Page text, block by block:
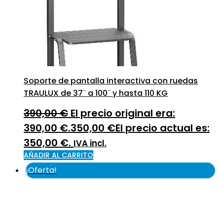
Soporte de pantalla interactiva con ruedas
TRAULUX de 37¨ a 100¨ y hasta 110 KG
390,00€ El precio original era:
390,00 €.350,00 €El precio actual es:
350,00 €. IVA incl.
AÑADIR AL CARRITO
¡Oferta!